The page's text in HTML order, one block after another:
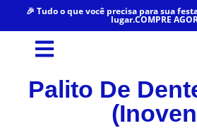
🎉 Tudo o que você precisa para sua
lugar.COMPRE
Palito De